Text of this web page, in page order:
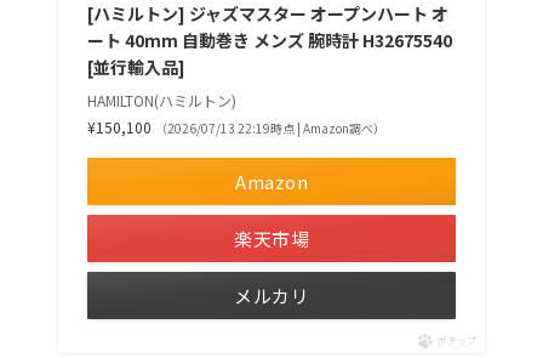
[ハミルトン] ジャズマスター オープンハート オ
ート 40mm 自動巻き メンズ 腕時計 H32675540
[並行輸入品]
HAMILTON(ハミルトン)
¥150,100
（2026/07/13 22:19時点 | Amazon調べ）
Amazon
楽天市場
メルカリ
ポチップ